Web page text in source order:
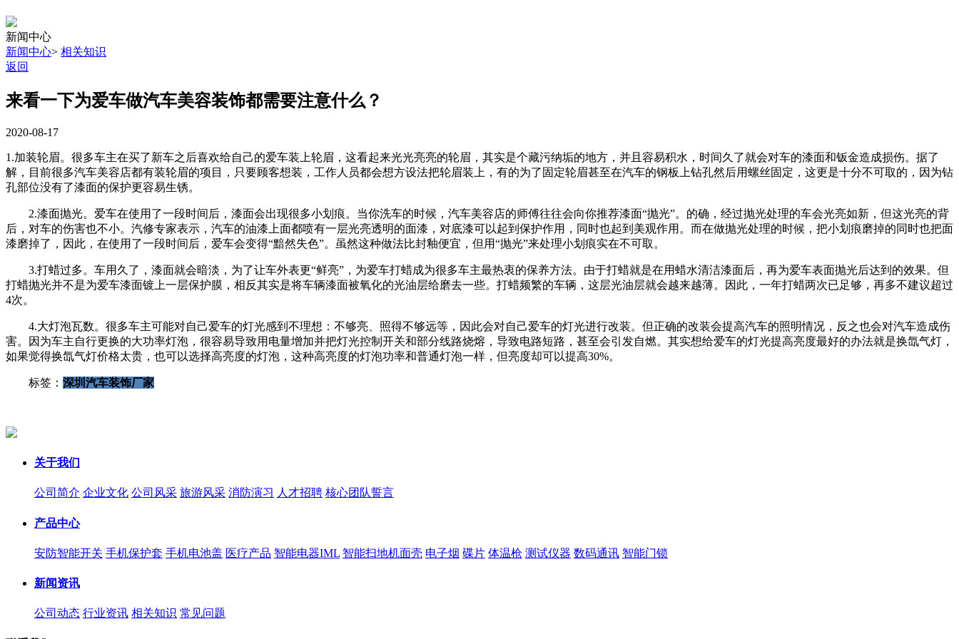
新闻中心
新闻中心> 相关知识
返回
来看一下为爱车做汽车美容装饰都需要注意什么？
2020-08-17
1.加装轮眉。很多车主在买了新车之后喜欢给自己的爱车装上轮眉，这看起来光光亮亮的轮眉，其实是个藏污纳垢的地方，并且容易积水，时间久了就会对车的漆面和钣金造成损伤。据了
解，目前很多汽车美容店都有装轮眉的项目，只要顾客想装，工作人员都会想方设法把轮眉装上，有的为了固定轮眉甚至在汽车的钢板上钻孔然后用螺丝固定，这更是十分不可取的，因为钻
孔部位没有了漆面的保护更容易生锈。
2.漆面抛光。爱车在使用了一段时间后，漆面会出现很多小划痕。当你洗车的时候，汽车美容店的师傅往往会向你推荐漆面“抛光”。的确，经过抛光处理的车会光亮如新，但这光亮的背
后，对车的伤害也不小。汽修专家表示，汽车的油漆上面都喷有一层光亮透明的面漆，对底漆可以起到保护作用，同时也起到美观作用。而在做抛光处理的时候，把小划痕磨掉的同时也把面
漆磨掉了，因此，在使用了一段时间后，爱车会变得“黯然失色”。虽然这种做法比封釉便宜，但用“抛光”来处理小划痕实在不可取。
3.打蜡过多。车用久了，漆面就会暗淡，为了让车外表更“鲜亮”，为爱车打蜡成为很多车主最热衷的保养方法。由于打蜡就是在用蜡水清洁漆面后，再为爱车表面抛光后达到的效果。但
打蜡抛光并不是为爱车漆面镀上一层保护膜，相反其实是将车辆漆面被氧化的光油层给磨去一些。打蜡频繁的车辆，这层光油层就会越来越薄。因此，一年打蜡两次已足够，再多不建议超过
4次。
4.大灯泡瓦数。很多车主可能对自己爱车的灯光感到不理想：不够亮、照得不够远等，因此会对自己爱车的灯光进行改装。但正确的改装会提高汽车的照明情况，反之也会对汽车造成伤
害。因为车主自行更换的大功率灯泡，很容易导致用电量增加并把灯光控制开关和部分线路烧熔，导致电路短路，甚至会引发自燃。其实想给爱车的灯光提高亮度最好的办法就是换氙气灯，
如果觉得换氙气灯价格太贵，也可以选择高亮度的灯泡，这种高亮度的灯泡功率和普通灯泡一样，但亮度却可以提高30%。
标签： 深圳汽车装饰厂家
关于我们
公司简介 企业文化 公司风采 旅游风采 消防演习 人才招聘 核心团队誓言
产品中心
安防智能开关 手机保护套 手机电池盖 医疗产品 智能电器IML 智能扫地机面壳 电子烟 碟片 体温枪 测试仪器 数码通讯 智能门锁
新闻资讯
公司动态 行业资讯 相关知识 常见问题